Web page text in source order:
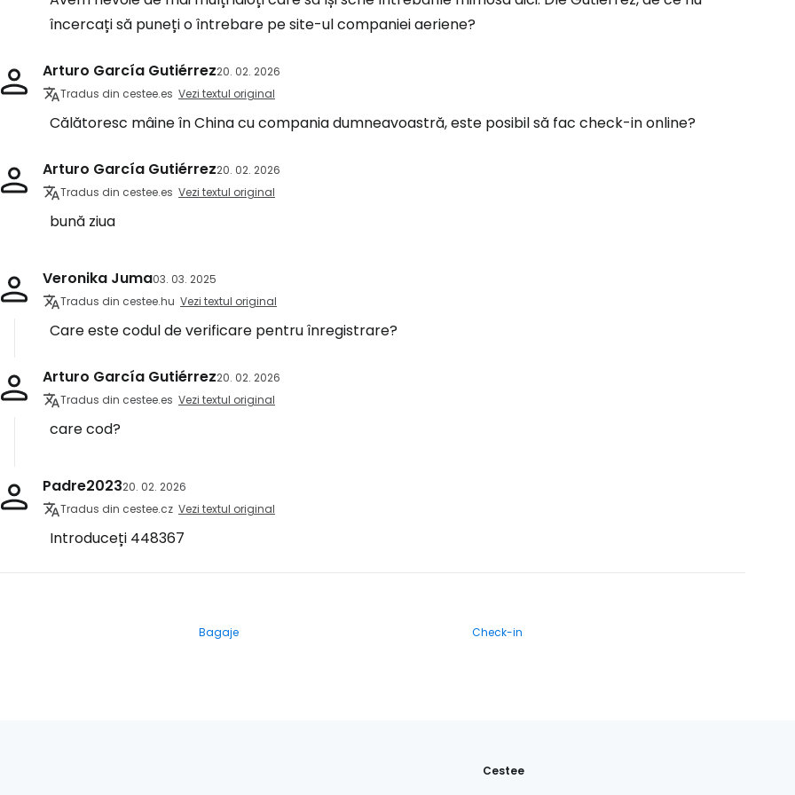
încercați să puneți o întrebare pe site-ul companiei aeriene?
Arturo García Gutiérrez20. 02. 2026
Tradus din cestee.es Vezi textul original
Călătoresc mâine în China cu compania dumneavoastră, este posibil să fac check-in online?
Arturo García Gutiérrez20. 02. 2026
Tradus din cestee.es Vezi textul original
bună ziua
Veronika Juma03. 03. 2025
Tradus din cestee.hu Vezi textul original
Care este codul de verificare pentru înregistrare?
Arturo García Gutiérrez20. 02. 2026
Tradus din cestee.es Vezi textul original
care cod?
Padre202320. 02. 2026
Tradus din cestee.cz Vezi textul original
Introduceți 448367
Bagaje Check-in
Cestee